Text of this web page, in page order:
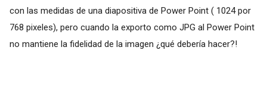
con las medidas de una diapositiva de Power Point ( 1024 por
768 pixeles), pero cuando la exporto como JPG al Power Point
no mantiene la fidelidad de la imagen ¿qué debería hacer?!